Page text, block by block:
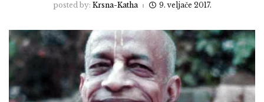
posted by: Krsna-Katha 9. veljače 2017.